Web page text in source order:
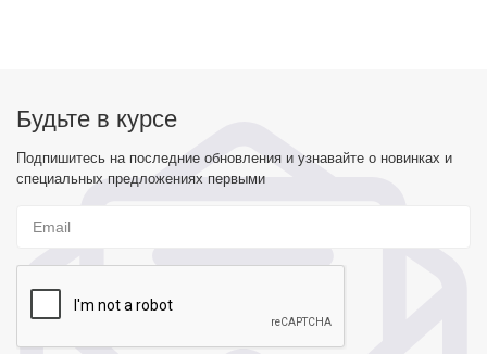
Будьте в курсе
Подпишитесь на последние обновления и узнавайте о новинках и
специальных предложениях первыми